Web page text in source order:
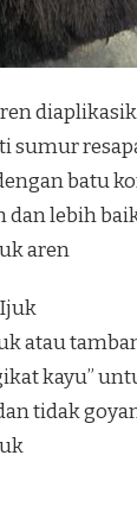
sumur
batu
dan lebih
aren
Ijuk
atau
kayu”
tidak